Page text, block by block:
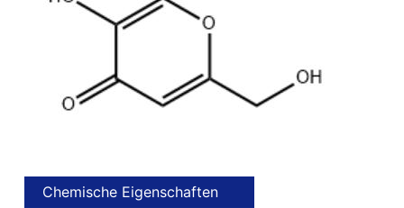
Chemische Eigenschaften